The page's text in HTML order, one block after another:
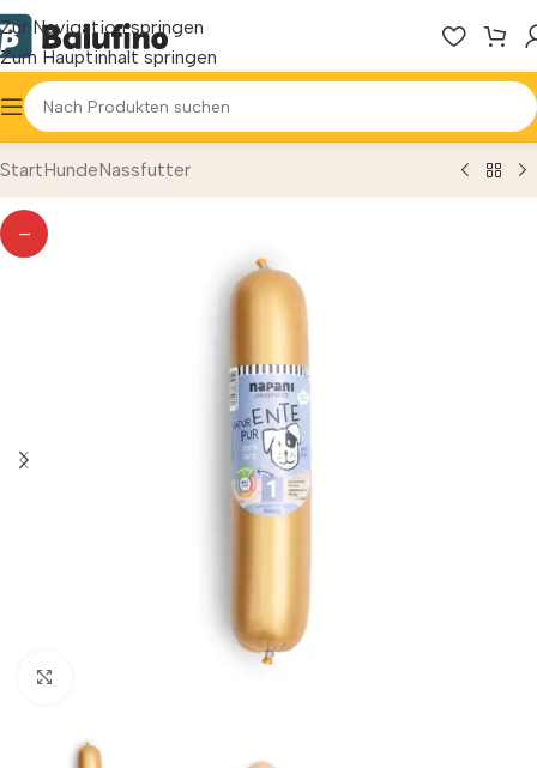
Zur Navigation springen
Zum Hauptinhalt springen
StartHundeNassfutter
—